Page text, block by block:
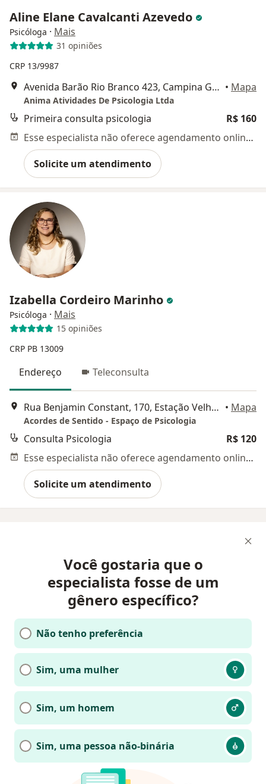
Aline Elane Cavalcanti Azevedo
Psicóloga · Mais
31 opiniões
CRP 13/9987
Avenida Barão Rio Branco 423, Campina Grande • Mapa
Anima Atividades De Psicologia Ltda
Primeira consulta psicologia
R$ 160
Esse especialista não oferece agendamento online para esse endereço.
Solicite um atendimento
Izabella Cordeiro Marinho
Psicóloga · Mais
15 opiniões
CRP PB 13009
Endereço Teleconsulta
Rua Benjamin Constant, 170, Estação Velha Salas 305/306, Edifício Mundo Plaza, Campina Grande • Mapa
Acordes de Sentido - Espaço de Psicologia
Consulta Psicologia
R$ 120
Esse especialista não oferece agendamento online para esse endereço.
Solicite um atendimento
Você gostaria que o
especialista fosse de um
gênero específico?
Não tenho preferência
Sim, uma mulher
Sim, um homem
Sim, uma pessoa não-binária